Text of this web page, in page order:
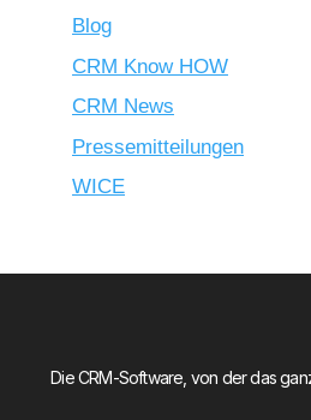
Blog
CRM Know HOW
CRM News
Pressemitteilungen
WICE
Die CRM-Software, von der das